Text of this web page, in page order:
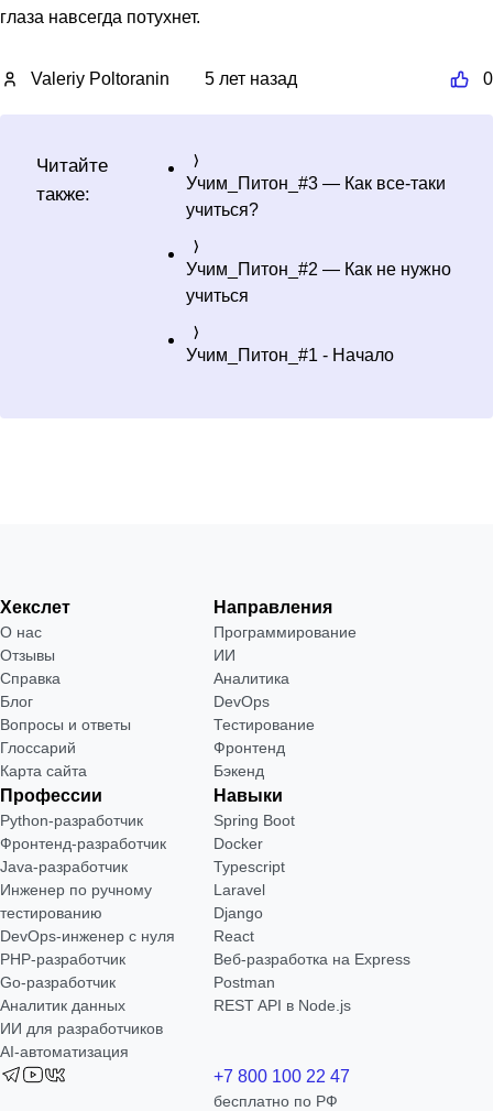
глаза навсегда потухнет.
Valeriy Poltoranin 5 лет назад 0
Читайте
также:
Учим_Питон_#3 — Как все-таки
учиться?
Учим_Питон_#2 — Как не нужно
учиться
Учим_Питон_#1 - Начало
Хекслет
О нас
Отзывы
Справка
Блог
Вопросы и ответы
Глоссарий
Карта сайта
Направления
Программирование
ИИ
Аналитика
DevOps
Тестирование
Фронтенд
Бэкенд
Профессии
Python-разработчик
Фронтенд-разработчик
Java-разработчик
Инженер по ручному
тестированию
DevOps-инженер с нуля
РНР-разработчик
Go-разработчик
Аналитик данных
ИИ для разработчиков
AI-автоматизация
Навыки
Spring Boot
Docker
Typescript
Laravel
Django
React
Веб-разработка на Express
Postman
REST API в Node.js
+7 800 100 22 47
бесплатно по РФ